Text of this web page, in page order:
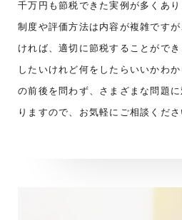
千万円も節税できた実例が多くあ
制度や評価方法は内容が複雑です
ければ、適切に節税することがで
したいけれど何をしたらいいかわ
の前後を問わず、さまざまな問題
りますので、お気軽にご相談くださ